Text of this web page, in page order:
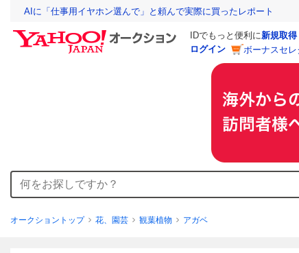
AIに「仕事用イヤホン選んで」と頼んで実際に買ったレポート
IDでもっと便利に新規取得
ログイン
ボーナスセ
オークショントップ 花、園芸 観葉植物 アガベ